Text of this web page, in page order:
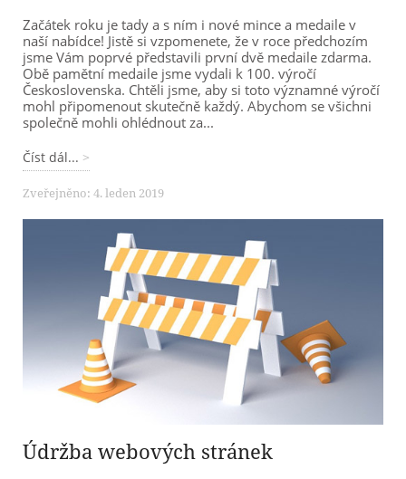
Začátek roku je tady a s ním i nové mince a medaile v
naší nabídce! Jistě si vzpomenete, že v roce předchozím
jsme Vám poprvé představili první dvě medaile zdarma.
Obě pamětní medaile jsme vydali k 100. výročí
Československa. Chtěli jsme, aby si toto významné výročí
mohl připomenout skutečně každý. Abychom se všichni
společně mohli ohlédnout za...
Číst dál...
Zveřejněno: 4. leden 2019
Údržba webových stránek